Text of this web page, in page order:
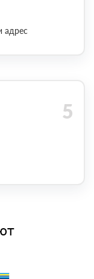
адрес